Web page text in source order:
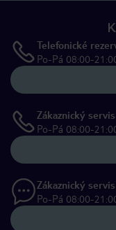
Telefonické
Po-Pá 08:00-
Zákaznický servis
Po-Pá 08:00-
Zákaznický servis
Po-Pá 08:00-